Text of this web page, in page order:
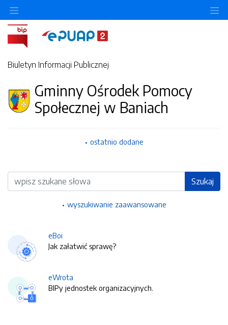
Biuletyn Informacji Publicznej
Gminny Ośrodek Pomocy
Społecznej w Baniach
ostatnio dodane
Wyszukiwarka Szukaj
wyszukiwanie zaawansowane
eBoi
Jak załatwić sprawę?
eWrota
BIPy jednostek organizacyjnych.